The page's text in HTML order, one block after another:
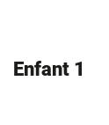
Enfant 1